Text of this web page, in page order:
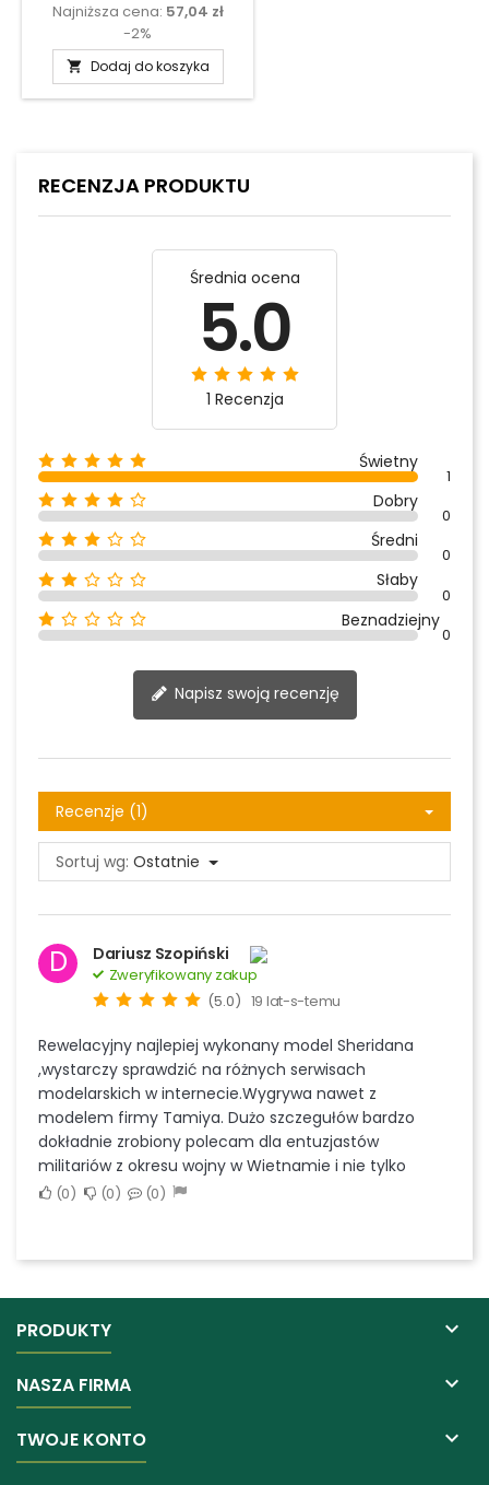
podstawowa
Najniższa cena: 57,04 zł
-2%
 Dodaj do koszyka
RECENZJA PRODUKTU
Średnia ocena
5.0
1 Recenzja
Świetny
1
Dobry
0
Średni
0
Słaby
0
Beznadziejny
0
Napisz swoją recenzję
Recenzje (1)
Sortuj wg: Ostatnie
D Dariusz Szopiński
Zweryfikowany zakup
(5.0) 19 lat-s-temu
Rewelacyjny najlepiej wykonany model Sheridana
,wystarczy sprawdzić na różnych serwisach
modelarskich w internecie.Wygrywa nawet z
modelem firmy Tamiya. Dużo szczegułów bardzo
dokładnie zrobiony polecam dla entuzjastów
militariów z okresu wojny w Wietnamie i nie tylko
0 0 0
PRODUKTY 
NASZA FIRMA 
TWOJE KONTO 